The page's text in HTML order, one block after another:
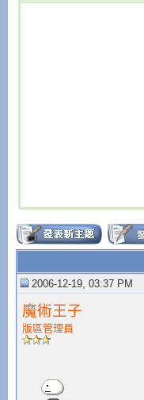
2006-12-19, 03:37 PM
魔術王子
版區管理員